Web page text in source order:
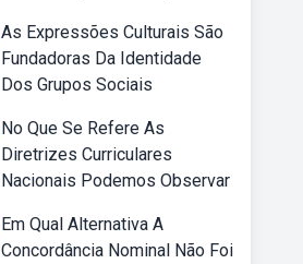
As Expressões Culturais São
Fundadoras Da Identidade
Dos Grupos Sociais
No Que Se Refere As
Diretrizes Curriculares
Nacionais Podemos Observar
Em Qual Alternativa A
Concordância Nominal Não Foi